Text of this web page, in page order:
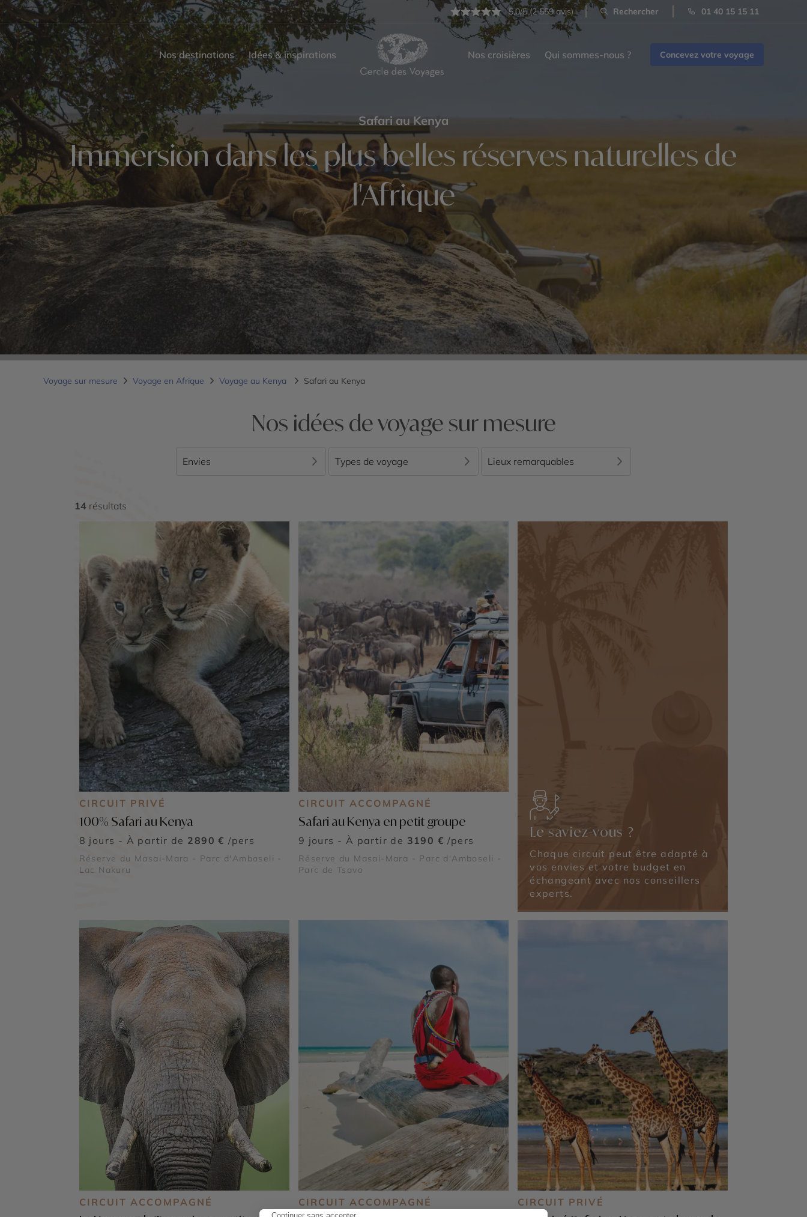
5,0/5 (2 559 avis) Rechercher 01 40 15 15 11
Nos destinations Idées & inspirations Nos croisières Qui sommes-nous ? Concevez votre voyage
Safari au Kenya
Immersion dans les plus belles réserves naturelles de
l'Afrique
Voyage sur mesure Voyage en Afrique Voyage au Kenya Safari au Kenya
Nos idées de voyage sur mesure
Envies Types de voyage Lieux remarquables
14 résultats
CIRCUIT PRIVÉ
100% Safari au Kenya
8 jours - À partir de 2890 € /pers
Réserve du Masai-Mara - Parc d'Amboseli -
Lac Nakuru
CIRCUIT ACCOMPAGNÉ
Safari au Kenya en petit groupe
9 jours - À partir de 3190 € /pers
Réserve du Masai-Mara - Parc d'Amboseli -
Parc de Tsavo
Le saviez-vous ?
Chaque circuit peut être adapté à
vos envies et votre budget en
échangeant avec nos conseillers
experts.
CIRCUIT ACCOMPAGNÉ CIRCUIT ACCOMPAGNÉ CIRCUIT PRIVÉ